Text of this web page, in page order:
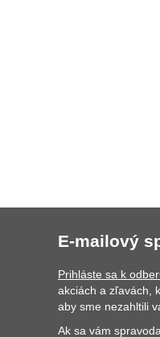
E-mailový
Prihláste sa k
akciách a zľavách,
aby sme nezahltili
Ak sa vám